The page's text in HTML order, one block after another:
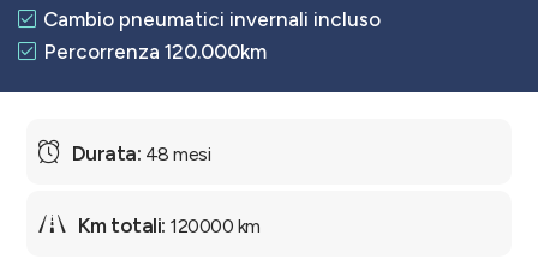
Cambio pneumatici invernali incluso
Percorrenza 120.000km
48 mesi
120000 km